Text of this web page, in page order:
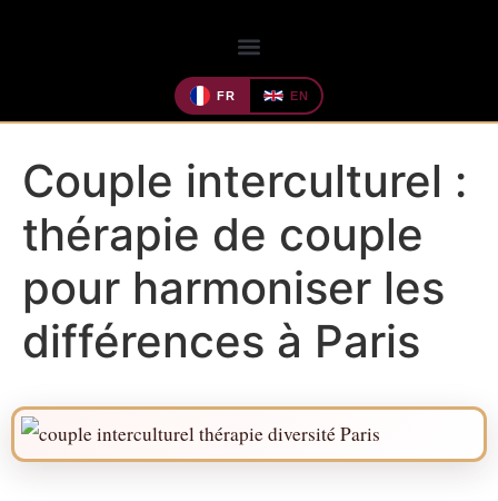
FR EN
Couple interculturel :
thérapie de couple
pour harmoniser les
différences à Paris